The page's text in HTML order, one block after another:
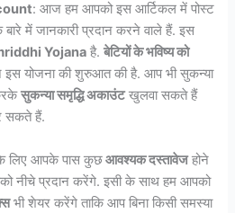
: आज हम आपको इस आर्टिकल में पोस्ट
में जानकारी प्रदान करने वाले हैं. इस
Yojana है.बेटियों के भविष्य को
योजना की शुरुआत की है. आप भी सुकन्या
सुकन्या समृद्धि अकाउंटखुलवा सकते हैं
सकते हैं.
लिए आपके पास कुछआवश्यक दस्तावेजहोने
नीचे प्रदान करेंगे. इसी के साथ हम आपको
भी शेयर करेंगे ताकि आप बिना किसी समस्या